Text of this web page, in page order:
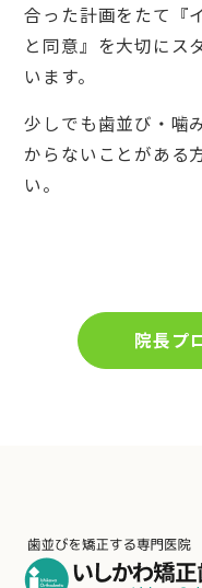
合った計画をたて『
と同意』を大切にス
います。
少しでも歯並び・噛
からないことがある
い。
院長プ